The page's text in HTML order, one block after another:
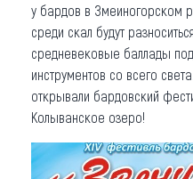
у бардов в Змеиногорском
среди скал будут
средневековые баллады
инструментов со всего
открывали бардовский
Колыванское озеро!